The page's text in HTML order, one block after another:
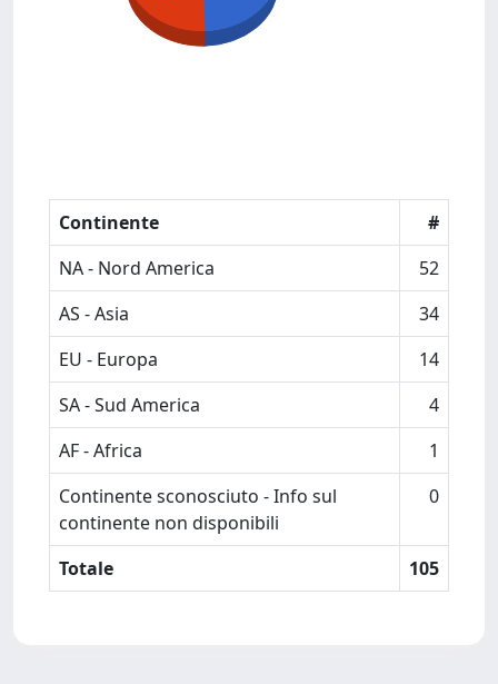
Continente
#
NA - Nord America
52
AS - Asia
34
EU - Europa
14
SA - Sud America
4
AF - Africa
1
Continente sconosciuto - Info sul
continente non disponibili
0
Totale 105